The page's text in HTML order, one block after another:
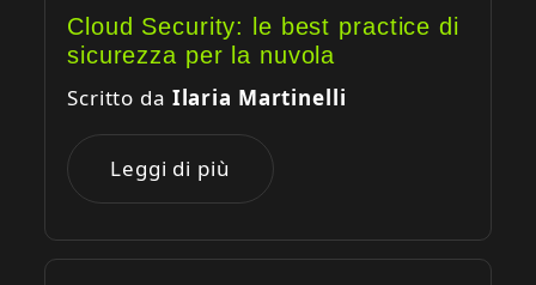
Cloud Security: le best practice di
sicurezza per la nuvola
Scritto da Ilaria Martinelli
Leggi di più